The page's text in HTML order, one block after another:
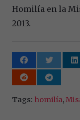
Homilía en la
2013.
Tags: homilía,